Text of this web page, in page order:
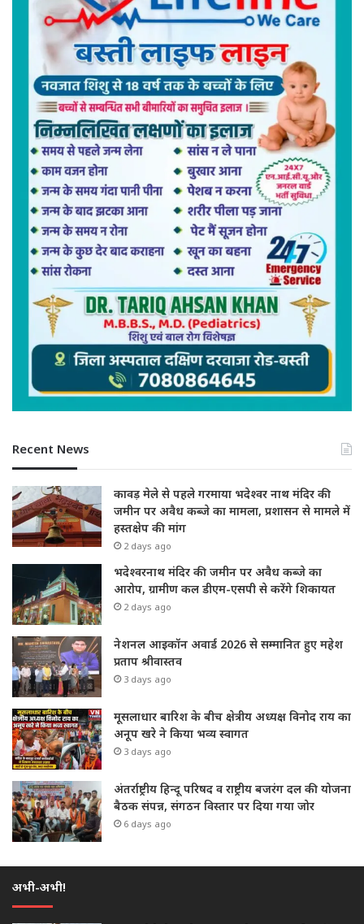
Recent News
कावड़ मेले से पहले गरमाया भदेश्वर नाथ मंदिर की
जमीन पर अवैध कब्जे का मामला, प्रशासन से मामले में
हस्तक्षेप की मांग
2 days ago
भदेश्वरनाथ मंदिर की जमीन पर अवैध कब्जे का
आरोप, ग्रामीण कल डीएम-एसपी से करेंगे शिकायत
2 days ago
नेशनल आइकॉन अवार्ड 2026 से सम्मानित हुए महेश
प्रताप श्रीवास्तव
3 days ago
मूसलाधार बारिश के बीच क्षेत्रीय अध्यक्ष विनोद राय का
अनूप खरे ने किया भव्य स्वागत
3 days ago
अंतर्राष्ट्रीय हिन्दू परिषद व राष्ट्रीय बजरंग दल की योजना
बैठक संपन्न, संगठन विस्तार पर दिया गया जोर
6 days ago
अभी-अभी!